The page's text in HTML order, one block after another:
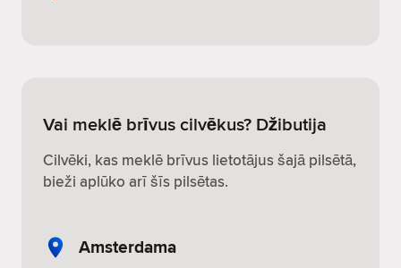
Vai meklē brīvus cilvēkus? Džibutija
Cilvēki, kas meklē brīvus lietotājus šajā pilsētā,
bieži aplūko arī šīs pilsētas.
Amsterdama